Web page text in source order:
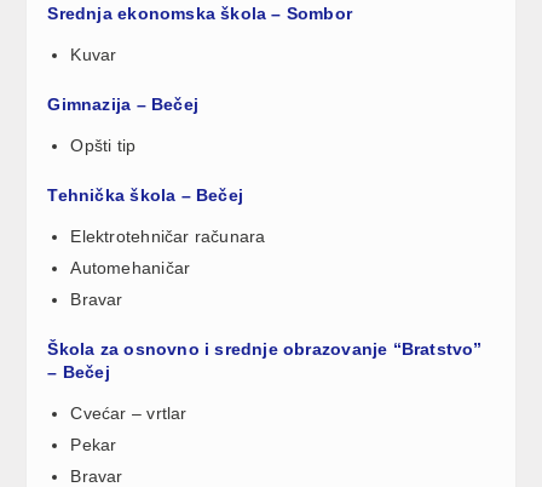
Srednja ekonomska škola – Sombor
Kuvar
Gimnazija – Bečej
Opšti tip
Tehnička škola – Bečej
Elektrotehničar računara
Automehaničar
Bravar
Škola za osnovno i srednje obrazovanje “Bratstvo”
– Bečej
Cvećar – vrtlar
Pekar
Bravar